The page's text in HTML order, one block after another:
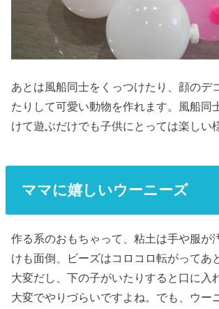
あとは風船同士をくっつけたり、顔のデ
たりして可愛い動物を作れます。風船同
けて遊ぶだけでも子供にとっては楽しい
ママに嬉しいウーニーズ
作る系のおもちゃって、粘土は手や服が
けも面倒、ビーズはコロコロ転がってあ
大変だし、下の子がいたりすると口に入
大変でやりづらいですよね。でも、ウー